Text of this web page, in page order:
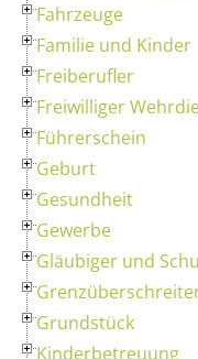
Fahrzeuge
Familie und Kinder
Freiberufler
Freiwilliger
Führerschein
Geburt
Gesundheit
Gewerbe
Gläubiger und
Grundstück
Kinderbetreuung